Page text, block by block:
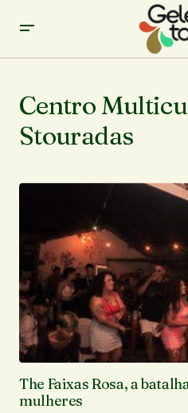
Centro
Stouradas
The Faixas Rosa, a
mulheres